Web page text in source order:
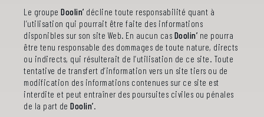
Le groupe Doolin’ décline toute responsabilité quant à
l’utilisation qui pourrait être faite des informations
disponibles sur son site Web. En aucun cas Doolin’ ne pourra
être tenu responsable des dommages de toute nature, directs
ou indirects, qui résulterait de l’utilisation de ce site. Toute
tentative de transfert d’information vers un site tiers ou de
modification des informations contenues sur ce site est
interdite et peut entraîner des poursuites civiles ou pénales
de la part de Doolin’.